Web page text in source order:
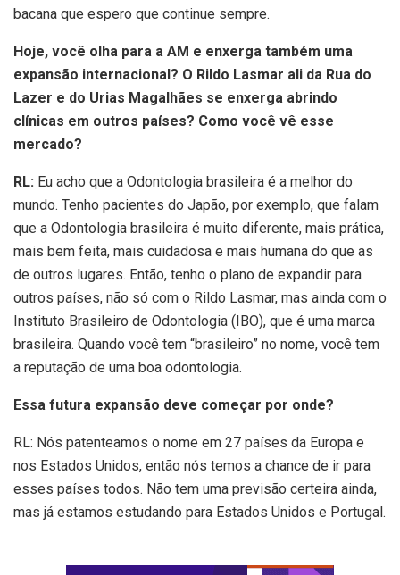
bacana que espero que continue sempre.
Hoje, você olha para a AM e enxerga também uma
expansão internacional? O Rildo Lasmar ali da Rua do
Lazer e do Urias Magalhães se enxerga abrindo
clínicas em outros países? Como você vê esse
mercado?
RL: Eu acho que a Odontologia brasileira é a melhor do
mundo. Tenho pacientes do Japão, por exemplo, que falam
que a Odontologia brasileira é muito diferente, mais prática,
mais bem feita, mais cuidadosa e mais humana do que as
de outros lugares. Então, tenho o plano de expandir para
outros países, não só com o Rildo Lasmar, mas ainda com o
Instituto Brasileiro de Odontologia (IBO), que é uma marca
brasileira. Quando você tem “brasileiro” no nome, você tem
a reputação de uma boa odontologia.
Essa futura expansão deve começar por onde?
RL: Nós patenteamos o nome em 27 países da Europa e
nos Estados Unidos, então nós temos a chance de ir para
esses países todos. Não tem uma previsão certeira ainda,
mas já estamos estudando para Estados Unidos e Portugal.